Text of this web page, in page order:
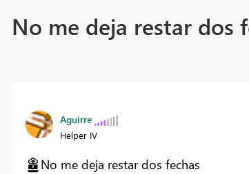
No me deja restar dos
Aguirre
Helper IV
No me deja restar dos fechas